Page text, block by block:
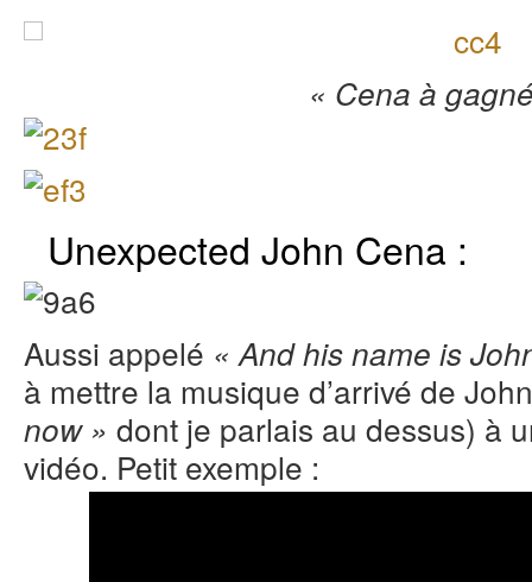
« Cena à
Unexpected John Cena :
Aussi appelé « And his name is
à mettre la musique d’arrivé de
now » dont je parlais au dessus) à
vidéo. Petit exemple :